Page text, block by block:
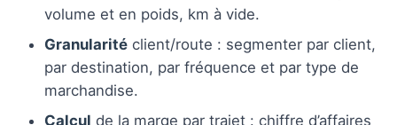
volume et en poids, km à vide.
Granularité client/route : segmenter par client,
par destination, par fréquence et par type de
marchandise.
Calcul de la marge par trajet : chiffre d’affaires